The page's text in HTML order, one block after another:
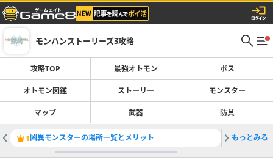
モンハンストーリーズ3攻略
攻略TOP 最強オトモン ボス
オトモン図鑑 ストーリー モンスター
マップ 武器 防具
1凶異モンスターの場所一覧とメリット 2ネロミ
もっとみる